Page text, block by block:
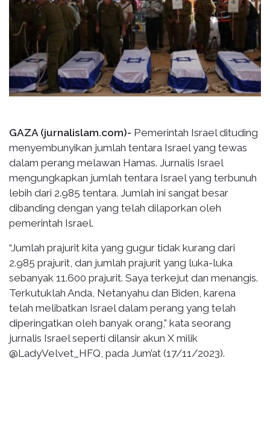
GAZA (jurnalislam.com)- Pemerintah Israel dituding
menyembunyikan jumlah tentara Israel yang tewas
dalam perang melawan Hamas. Jurnalis Israel
mengungkapkan jumlah tentara Israel yang terbunuh
lebih dari 2.985 tentara. Jumlah ini sangat besar
dibanding dengan yang telah dilaporkan oleh
pemerintah Israel.
“Jumlah prajurit kita yang gugur tidak kurang dari
2.985 prajurit, dan jumlah prajurit yang luka-luka
sebanyak 11.600 prajurit. Saya terkejut dan menangis.
Terkutuklah Anda, Netanyahu dan Biden, karena
telah melibatkan Israel dalam perang yang telah
diperingatkan oleh banyak orang,” kata seorang
jurnalis Israel seperti dilansir akun X milik
@LadyVelvet_HFQ, pada Jum’at (17/11/2023).